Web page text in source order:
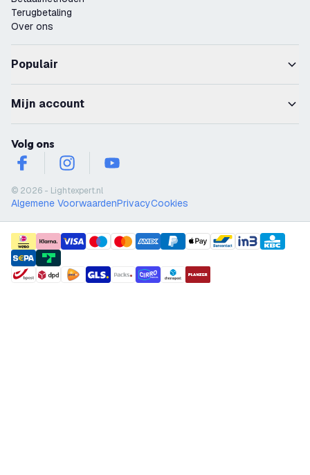
Terugbetaling
Over ons
Populair
Mijn account
Volg ons
facebookinstagramyoutube
© 2026 - Lightexpert.nl
Algemene VoorwaardenPrivacyCookies
payment methods
shipment methods